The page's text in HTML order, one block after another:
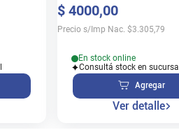
$ 4000,00
Precio s/Imp Nac. $3.305,79
En stock online
Consultá stock en sucursal
Agregar
Ver detalle